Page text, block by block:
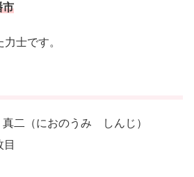
市
士です。
二（におのうみ しんじ）